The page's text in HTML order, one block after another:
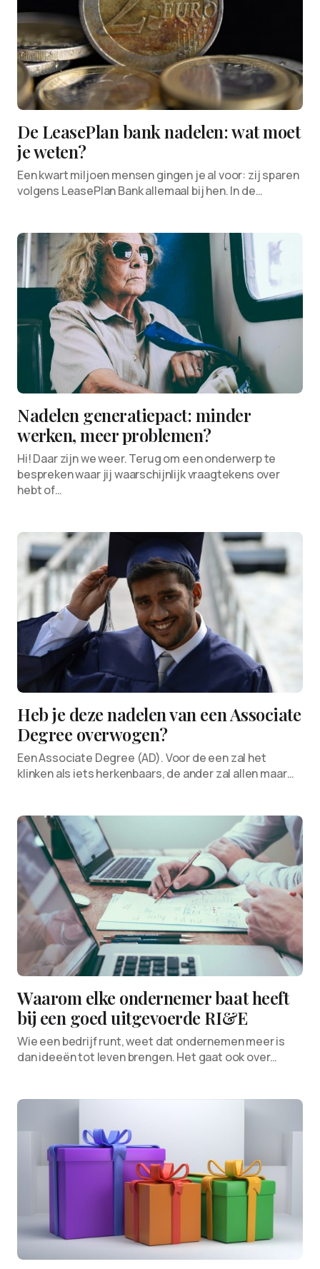
De LeasePlan bank nadelen: wat moet
je weten?
Een kwart miljoen mensen gingen je al voor: zij sparen
volgens LeasePlan Bank allemaal bij hen. In de…
Nadelen generatiepact: minder
werken, meer problemen?
Hi! Daar zijn we weer. Terug om een onderwerp te
bespreken waar jij waarschijnlijk vraagtekens over
hebt of…
Heb je deze nadelen van een Associate
Degree overwogen?
Een Associate Degree (AD). Voor de een zal het
klinken als iets herkenbaars, de ander zal allen maar…
Waarom elke ondernemer baat heeft
bij een goed uitgevoerde RI&E
Wie een bedrijf runt, weet dat ondernemen meer is
dan ideeën tot leven brengen. Het gaat ook over…